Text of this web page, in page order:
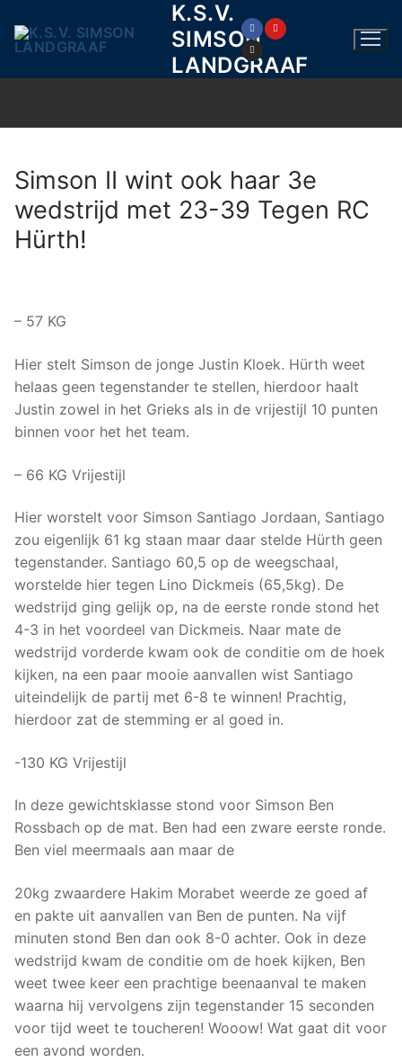
naar
de
inhoud
K.S.V.
SIMSON
LANDGRAAF
Simson II wint ook haar 3e
wedstrijd met 23-39 Tegen RC
Hürth!
– 57 KG
Hier stelt Simson de jonge Justin Kloek. Hürth weet
helaas geen tegenstander te stellen, hierdoor haalt
Justin zowel in het Grieks als in de vrijestijl 10 punten
binnen voor het het team.
– 66 KG Vrijestijl
Hier worstelt voor Simson Santiago Jordaan, Santiago
zou eigenlijk 61 kg staan maar daar stelde Hürth geen
tegenstander. Santiago 60,5 op de weegschaal,
worstelde hier tegen Lino Dickmeis (65,5kg). De
wedstrijd ging gelijk op, na de eerste ronde stond het
4-3 in het voordeel van Dickmeis. Naar mate de
wedstrijd vorderde kwam ook de conditie om de hoek
kijken, na een paar mooie aanvallen wist Santiago
uiteindelijk de partij met 6-8 te winnen! Prachtig,
hierdoor zat de stemming er al goed in.
-130 KG Vrijestijl
In deze gewichtsklasse stond voor Simson Ben
Rossbach op de mat. Ben had een zware eerste ronde.
Ben viel meermaals aan maar de
20kg zwaardere Hakim Morabet weerde ze goed af
en pakte uit aanvallen van Ben de punten. Na vijf
minuten stond Ben dan ook 8-0 achter. Ook in deze
wedstrijd kwam de conditie om de hoek kijken, Ben
weet twee keer een prachtige beenaanval te maken
waarna hij vervolgens zijn tegenstander 15 seconden
voor tijd weet te toucheren! Wooow! Wat gaat dit voor
een avond worden.